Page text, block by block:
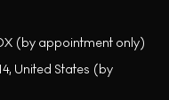
(by appointment only)
United States (by